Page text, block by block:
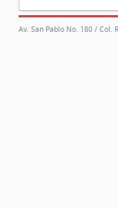
Av. San Pablo No. 180 / Col.